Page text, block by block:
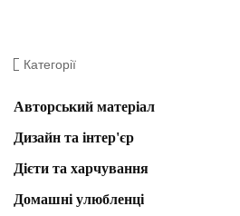
Категорії
Авторський матеріал
Дизайн та інтер'єр
Дієти та харчування
Домашні улюбленці